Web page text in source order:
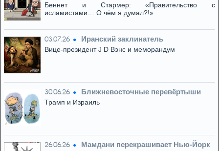
Беннет и Стармер: «Правительство с
исламистами… О чём я думал?!»
03.07.26 Иранский заклинатель
Вице-президент J D Вэнс и меморандум
30.06.26 Ближневосточные перевёртыши
Трамп и Израиль
26.06.26 Мамдани перекрашивает Нью-Йорк